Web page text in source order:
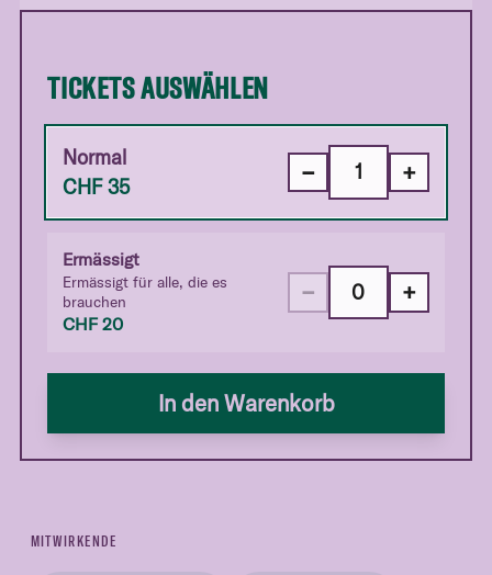
TICKETS AUSWÄHLEN
Normal
CHF35
− +
Ermässigt
Ermässigt für alle, die es
brauchen
CHF20
− +
In den Warenkorb
MITWIRKENDE